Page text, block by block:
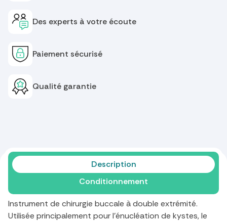
Des experts à votre écoute
Paiement sécurisé
Qualité garantie
Description
Conditionnement
Instrument de chirurgie buccale à double extrémité.
Utilisée principalement pour l'énucléation de kystes, le